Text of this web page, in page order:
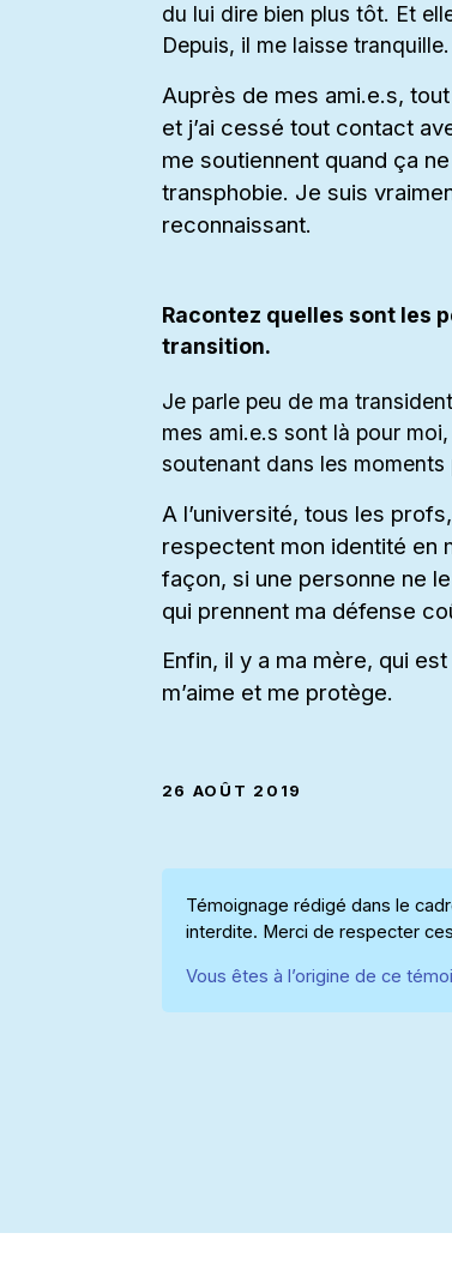
du lui dire bien plus tôt. Et
Depuis, il me laisse tranquille.
Auprès de mes ami.e.s,
et j’ai cessé tout contact
me soutiennent quand ça
transphobie. Je suis
reconnaissant.
Racontez quelles sont les
transition.
Je parle peu de ma
mes ami.e.s sont là pour
soutenant dans les moments
A l’université, tous les
respectent mon identité en
façon, si une personne ne
qui prennent ma défense
Enfin, il y a ma mère, qui
m’aime et me protège.
26 AOÛT 2019
Témoignage rédigé dans le
interdite. Merci de respecter
Vous êtes à l’origine de ce